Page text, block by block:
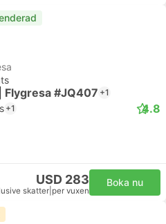
Flygresa #JQ407 +1
+1 4.8
USD 283
skatter per vuxen
Boka nu